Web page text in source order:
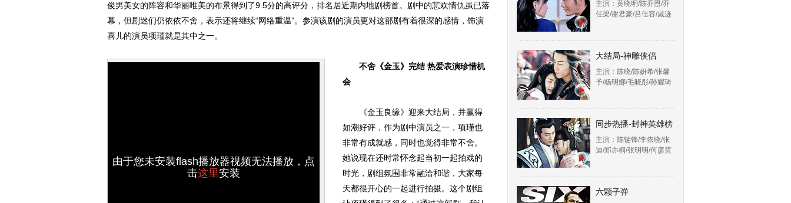
俊男美女的阵容和华丽唯美的布景得到了9.5分的高评分，排名居近期内地剧榜首。剧中的悲欢情仇虽已落
幕，但剧迷们仍依依不舍，表示还将继续“网络重温”。参演该剧的演员更对这部剧有着很深的感情，饰演
喜儿的演员项瑾就是其中之一。
由于您未安装flash播放器视频无法播放，点
击这里安装
不舍《金玉》完结 热爱表演珍惜机
会
《金玉良缘》迎来大结局，并赢得
如潮好评，作为剧中演员之一，项瑾也
非常有成就感，同时也觉得非常不舍。
她说现在还时常怀念起当初一起拍戏的
时光，剧组氛围非常融洽和谐，大家每
天都很开心的一起进行拍摄。这个剧组
主演：黄晓明/陈乔恩/乔
任梁/谢君豪/吕佳容/戚迹
大结局-神雕侠侣
主演：陈晓/陈妍希/张馨
予/杨明娜/毛晓彤/孙耀琦
同步热播-封神英雄榜
主演：陈键锋/李依晓/张
迪/郑亦桐/张明明/何彦霓
六颗子弹